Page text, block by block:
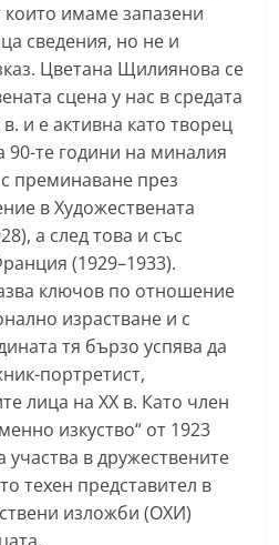
които имаме запазени
сведения, но не и
Цветана Щилиянова се
сцена у нас в средата
и е активна като творец
90-те години на миналия
преминаване през
в Художествената
а след това и със
(1929–1933).
ключов по отношение
израстване и с
тя бързо успява да
портретист,
лица на ХХ в. Като член
изкуство“ от 1923
участва в дружествените
техен представител в
изложби (ОХИ)